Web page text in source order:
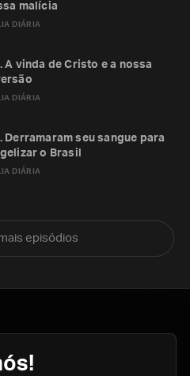
DIÁRIA
malícia
DIÁRIA
A vinda de Cristo e a nossa
DIÁRIA
Derramaram seu sangue para
o Brasil
episódios